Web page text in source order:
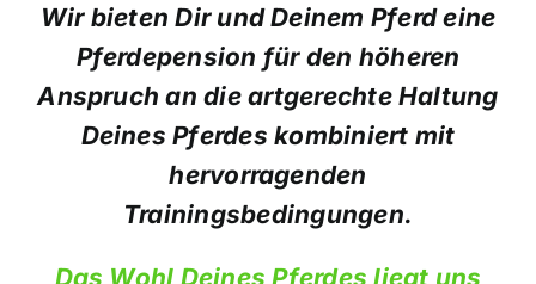
Wir bieten Dir und Deinem Pferd eine
Pferdepension für den höheren
Anspruch an die artgerechte Haltung
Deines Pferdes kombiniert mit
hervorragenden
Trainingsbedingungen.
Das Wohl Deines Pferdes liegt uns